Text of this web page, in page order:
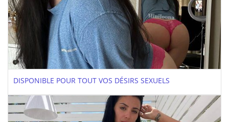
DISPONIBLE POUR TOUT VOS DÉSIRS SEXUELS